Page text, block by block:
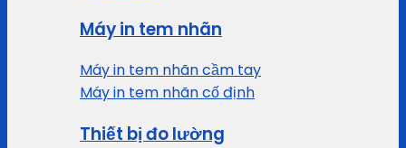
Máy in tem nhãn
Máy in tem nhãn cầm tay
Máy in tem nhãn cố định
Thiết bị đo lường